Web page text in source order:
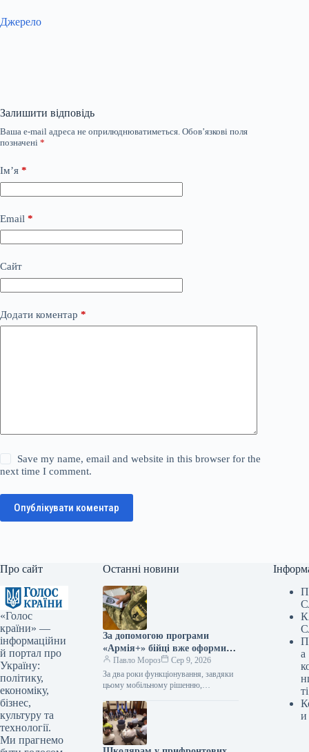
Джерело
Залишити відповідь
Ваша e-mail адреса не оприлюднюватиметься. Обов’язкові поля
позначені *
Ім’я *
Email *
Сайт
Додати коментар *
Save my name, email and website in this browser for the
next time I comment.
Опублікувати коментар
Про сайт
«Голос
країни» —
інформаційни
й портал про
Україну:
політику,
економіку,
бізнес,
культуру та
технології.
Ми прагнемо
Останні новини
За допомогою програми
«Армія+» бійці вже оформили
майже 3 мільйони рапортів.
Павло Мороз
Сер 9, 2026
За два роки функціонування, завдяки
цьому мобільному рішенню,
приблизно 3 мільйони рапортів. За
інформацією, наданою Укрінформом,
це…
а
ті
и